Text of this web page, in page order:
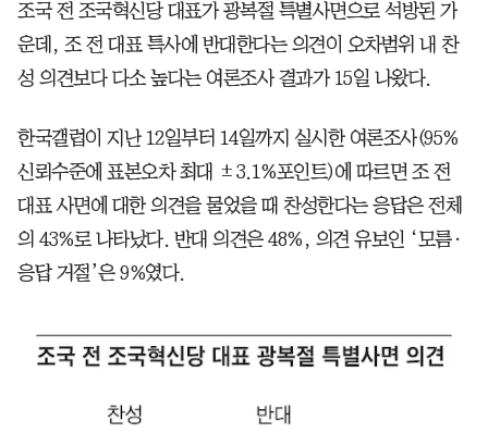
조국 전 조국혁신당 대표가 광복절 특별사면으로 석방된 가
운데, 조 전 대표 특사에 반대한다는 의견이 오차범위 내 찬
성 의견보다 다소 높다는 여론조사 결과가 15일 나왔다.
한국갤럽이 지난 12일부터 14일까지 실시한 여론조사(95%
신뢰수준에 표본오차 최대 ±3.1%포인트)에 따르면 조 전
대표 사면에 대한 의견을 물었을 때 찬성한다는 응답은 전체
의 43%로 나타났다. 반대 의견은 48%, 의견 유보인 ‘모름·
응답 거절’은 9%였다.